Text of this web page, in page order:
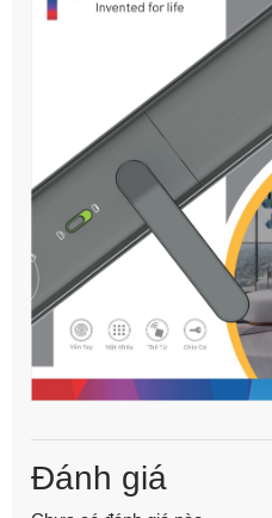
Đánh giá